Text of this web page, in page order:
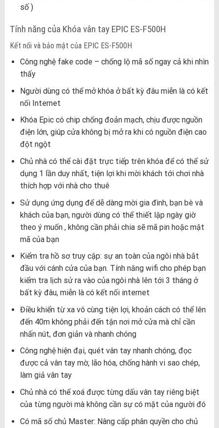
số )
Tính năng của Khóa vân tay EPIC ES-F500H
Kết nối và bảo mật của EPIC ES-F500H
Công nghệ fake code – chống lộ mã số ngay cả khi nhìn
thấy
Người dùng có thể mở khóa ở bất kỳ đâu miễn là có kết
nối Internet
Khóa Epic có chip chống đoản mạch, chịu được nguồn
điện lớn, giúp cửa không bị mở ra khi có nguồn điện cao
đột ngột
Chủ nhà có thể cài đặt trực tiếp trên khóa để có thể sử
dụng 1 lần duy nhất, tiện lợi khi mời khách tới chơi nhà
thích hợp với nhà cho thuê
Sử dụng ứng dụng để dễ dàng mời gia đình, bạn bè và
khách của bạn, người dùng có thể thiết lập ngày giờ
theo ý muốn , không cần phải chia sẽ mã pin hoặc mật
mã của bạn
Kiểm tra hồ sơ truy cập: sự an toàn của ngôi nhà bắt
đầu với cánh cửa của bạn. Tính năng wifi cho phép bạn
kiểm tra lịch sử ra vào của ngôi nhà lên tới 3 tháng ở
bất kỳ đâu, miễn là có kết nối internet
Điều khiển từ xa vô cùng tiện lợi, khoản cách có thể lên
đến 40m không phải đến tận nơi mở cửa mà chỉ cần
nhấn nút, đơn giản và nhanh chóng
Công nghệ hiện đại, quét vân tay nhanh chóng, đọc
được cả vân tay mờ, lão hóa, chống hành vi sao chép,
làm giả vân tay
Chủ nhà có thể xoá được từng dấu vân tay riêng biệt
của từng người mà không cần sự có mặt của người đó
Có mã số chủ Master: Nâng cấp phân quyền cho chủ